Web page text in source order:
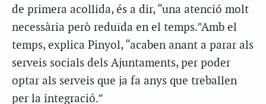
de primera acollida, és a dir, “una atenció molt
necessària però reduïda en el temps.”Amb el
temps, explica Pinyol, “acaben anant a parar als
serveis socials dels Ajuntaments, per poder
optar als serveis que ja fa anys que treballen
per la integració.”